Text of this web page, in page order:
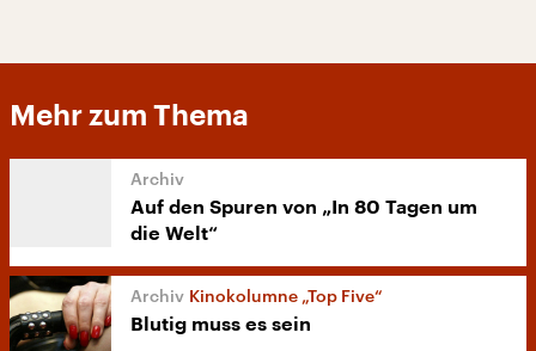
Mehr zum Thema
Auf den Spuren von „In 80 Tagen um
die Welt“
Kinokolumne „Top Five“
Blutig muss es sein